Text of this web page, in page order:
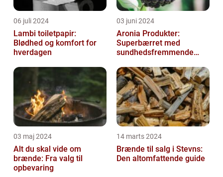
06 juli 2024
Lambi toiletpapir:
Blødhed og komfort for
hverdagen
03 juni 2024
Aronia Produkter:
Superbærret med
sundhedsfremmende
03 maj 2024
Alt du skal vide om
brænde: Fra valg til
opbevaring
14 marts 2024
Brænde til salg i Stevns:
Den altomfattende guide